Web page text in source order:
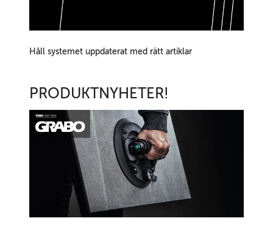
Håll systemet uppdaterat med rätt artiklar
PRODUKTNYHETER!